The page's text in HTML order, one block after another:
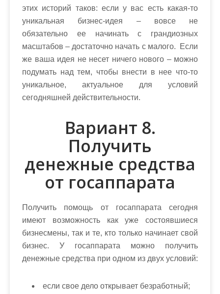
этих историй таков: если у вас есть какая-то
уникальная бизнес-идея – вовсе не
обязательно ее начинать с грандиозных
масштабов – достаточно начать с малого. Если
же ваша идея не несет ничего нового – можно
подумать над тем, чтобы внести в нее что-то
уникальное, актуальное для условий
сегодняшней действительности.
Вариант 8.
Получить
денежные средства
от госаппарата
Получить помощь от госаппарата сегодня
имеют возможность как уже состоявшиеся
бизнесмены, так и те, кто только начинает свой
бизнес. У госаппарата можно получить
денежные средства при одном из двух условий:
если свое дело открывает безработный;